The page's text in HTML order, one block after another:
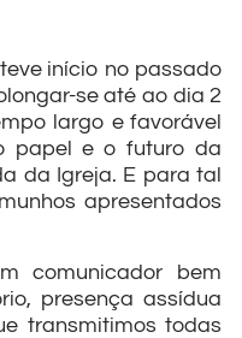
início no passado
se até ao dia 2
largo e favorável
papel e o futuro da
da Igreja. E para tal
apresentados
comunicador bem
presença assídua
transmitimos todas